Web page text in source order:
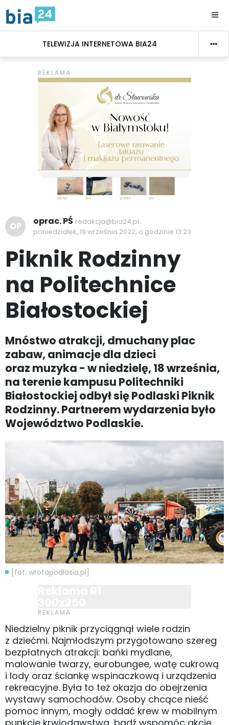
TELEWIZJA INTERNETOWA BIA24
OP oprac. PŚ redakcja@bia24.pl
poniedziałek, 19 września 2022, o godzinie 13:23
Piknik Rodzinny
na Politechnice
Białostockiej
Mnóstwo atrakcji, dmuchany plac
zabaw, animacje dla dzieci
oraz muzyka - w niedzielę, 18 września,
na terenie kampusu Politechniki
Białostockiej odbył się Podlaski Piknik
Rodzinny. Partnerem wydarzenia było
Województwo Podlaskie.
[fot. wrotapodlasia.pl]
Niedzielny piknik przyciągnął wiele rodzin
z dziećmi. Najmłodszym przygotowano szereg
bezpłatnych atrakcji: bańki mydlane,
malowanie twarzy, eurobungee, watę cukrową
i lody oraz ściankę wspinaczkową i urządzenia
rekreacyjne. Była to też okazja do obejrzenia
wystawy samochodów. Osoby chcące nieść
pomoc innym, mogły oddać krew w mobilnym